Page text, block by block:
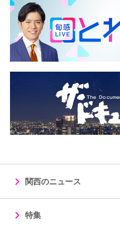
関西のニュース
特集